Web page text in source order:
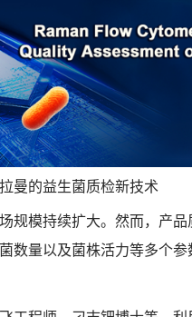
曼的益生菌质检新技术
规模持续扩大。然而，产
数量以及菌株活力等多个